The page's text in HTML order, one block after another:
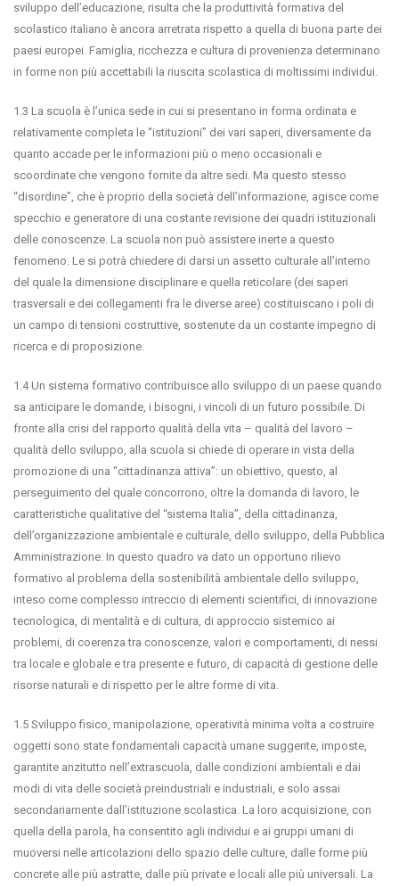
sviluppo dell’educazione, risulta che la produttività formativa del
scolastico italiano è ancora arretrata rispetto a quella di buona parte dei
paesi europei. Famiglia, ricchezza e cultura di provenienza determinano
in forme non più accettabili la riuscita scolastica di moltissimi individui.
1.3 La scuola è l’unica sede in cui si presentano in forma ordinata e
relativamente completa le “istituzioni” dei vari saperi, diversamente da
quanto accade per le informazioni più o meno occasionali e
scoordinate che vengono fornite da altre sedi. Ma questo stesso
“disordine”, che è proprio della società dell’informazione, agisce come
specchio e generatore di una costante revisione dei quadri istituzionali
delle conoscenze. La scuola non può assistere inerte a questo
fenomeno. Le si potrà chiedere di darsi un assetto culturale all’interno
del quale la dimensione disciplinare e quella reticolare (dei saperi
trasversali e dei collegamenti fra le diverse aree) costituiscano i poli di
un campo di tensioni costruttive, sostenute da un costante impegno di
ricerca e di proposizione.
1.4 Un sistema formativo contribuisce allo sviluppo di un paese quando
sa anticipare le domande, i bisogni, i vincoli di un futuro possibile. Di
fronte alla crisi del rapporto qualità della vita – qualità del lavoro –
qualità dello sviluppo, alla scuola si chiede di operare in vista della
promozione di una “cittadinanza attiva”: un obiettivo, questo, al
perseguimento del quale concorrono, oltre la domanda di lavoro, le
caratteristiche qualitative del “sistema Italia”, della cittadinanza,
dell’organizzazione ambientale e culturale, dello sviluppo, della Pubblica
Amministrazione. In questo quadro va dato un opportuno rilievo
formativo al problema della sostenibilità ambientale dello sviluppo,
inteso come complesso intreccio di elementi scientifici, di innovazione
tecnologica, di mentalità e di cultura, di approccio sistemico ai
problemi, di coerenza tra conoscenze, valori e comportamenti, di nessi
tra locale e globale e tra presente e futuro, di capacità di gestione delle
risorse naturali e di rispetto per le altre forme di vita.
1.5 Sviluppo fisico, manipolazione, operatività minima volta a costruire
oggetti sono state fondamentali capacità umane suggerite, imposte,
garantite anzitutto nell’extrascuola, dalle condizioni ambientali e dai
modi di vita delle società preindustriali e industriali, e solo assai
secondariamente dall’istituzione scolastica. La loro acquisizione, con
quella della parola, ha consentito agli individui e ai gruppi umani di
muoversi nelle articolazioni dello spazio delle culture, dalle forme più
concrete alle più astratte, dalle più private e locali alle più universali. La